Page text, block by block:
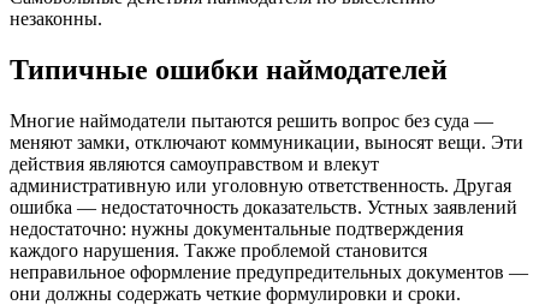
незаконны.
Типичные ошибки наймодателей
Многие наймодатели пытаются решить вопрос без суда —
меняют замки, отключают коммуникации, выносят вещи. Эти
действия являются самоуправством и влекут
административную или уголовную ответственность. Другая
ошибка — недостаточность доказательств. Устных заявлений
недостаточно: нужны документальные подтверждения
каждого нарушения. Также проблемой становится
неправильное оформление предупредительных документов —
они должны содержать четкие формулировки и сроки.